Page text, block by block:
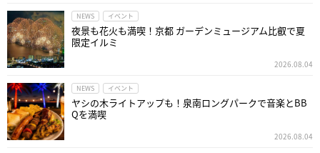
NEWS イベント
夜景も花火も満喫！京都 ガーデンミュージアム比叡で夏
限定イルミ
2026.08.04
NEWS イベント
ヤシの木ライトアップも！泉南ロングパークで音楽とBB
Qを満喫
2026.08.04